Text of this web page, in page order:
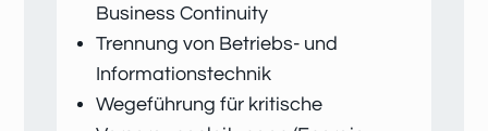
Business Continuity
Trennung von Betriebs- und
Informationstechnik
Wegeführung für kritische